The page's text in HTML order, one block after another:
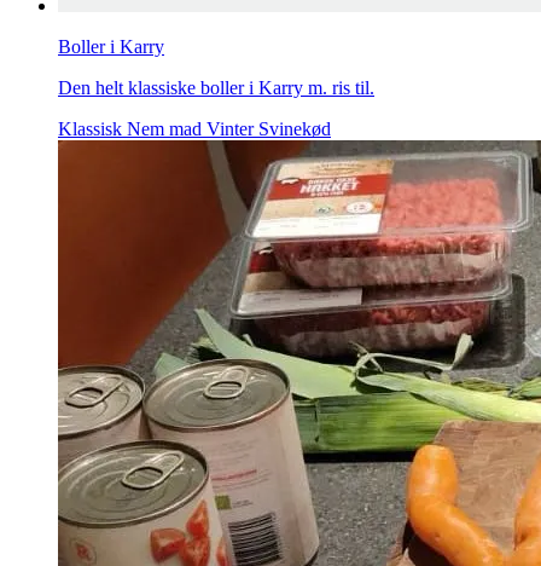
Boller i Karry
Den helt klassiske boller i Karry m. ris til.
Klassisk Nem mad Vinter Svinekød